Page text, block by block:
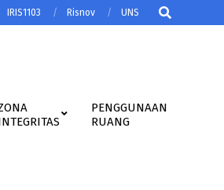
IRIS1103 Risnov UNS
Search
PENGGUNAAN
RUANG